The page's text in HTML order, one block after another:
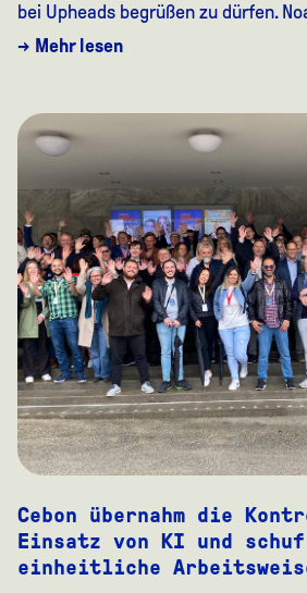
bei Upheads begrüßen zu dürfen.
→ Mehr lesen
Cebon übernahm die
Einsatz von KI und
einheitliche